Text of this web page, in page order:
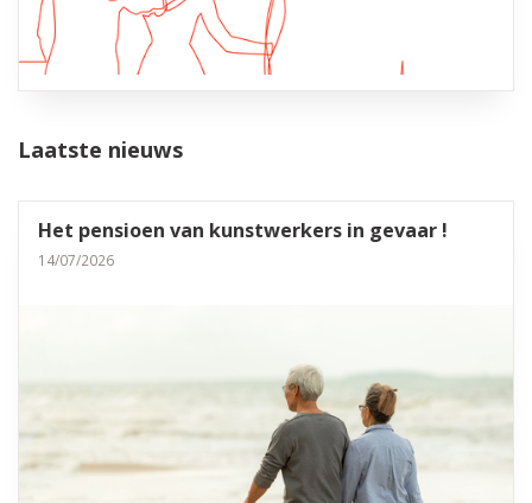
Laatste nieuws
Het pensioen van kunstwerkers in gevaar !
14/07/2026